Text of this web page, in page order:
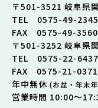
〒501-3521 岐阜県
TEL 0575-49-2345
FAX 0575-49-3560
〒501-3252 岐阜県
TEL 0575-22-6437
FAX 0575-21-0371
年中無休 (お盆・年末
営業時間 10:00～